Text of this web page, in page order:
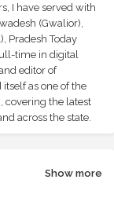
I have served with
(Gwalior),
Pradesh Today
time in digital
editor of
as one of the
covering the latest
across the state.
Show more